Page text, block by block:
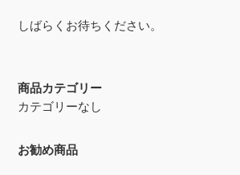
しばらくお待ちください。
商品カテゴリー
カテゴリーなし
お勧め商品